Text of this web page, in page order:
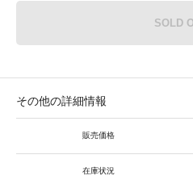
SOLD
その他の詳細情報
販売価格
在庫状況